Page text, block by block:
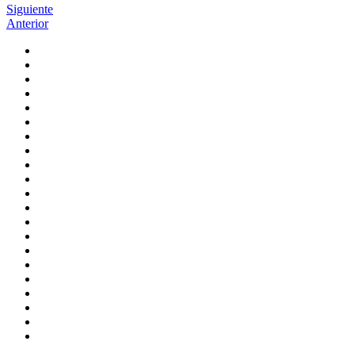
Siguiente
Anterior